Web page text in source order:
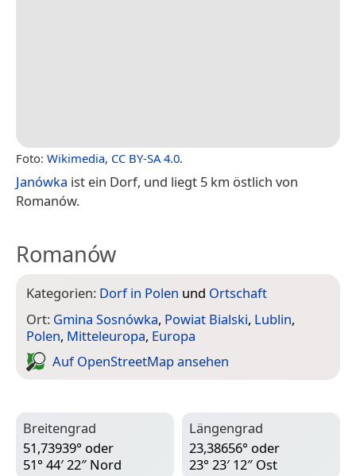
Foto: Wikimedia, CC BY-SA 4.0.
Janówka ist ein Dorf, und liegt 5 km östlich von
Romanów.
Romanów
Kategorien: Dorf in Polen und Ortschaft
Ort: Gmina Sosnówka, Powiat Bialski, Lublin,
Polen, Mitteleuropa, Europa
Auf Open­Street­Map ansehen
Breitengrad
51,73939° oder
51° 44′ 22″ Nord
Längengrad
23,38656° oder
23° 23′ 12″ Ost